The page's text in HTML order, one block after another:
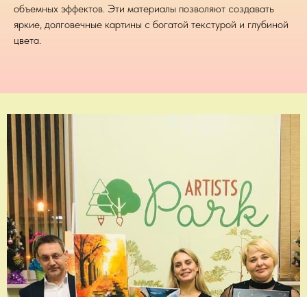
объемных эффектов. Эти материалы позволяют создавать
яркие, долговечные картины с богатой текстурой и глубиной
цвета.